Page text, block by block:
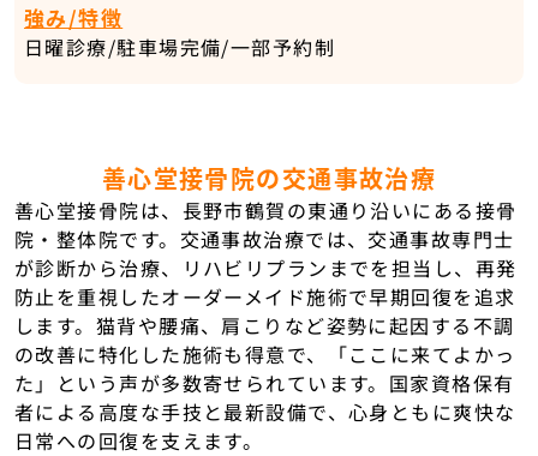
強み/特徴
日曜診療/駐車場完備/一部予約制
善心堂接骨院の交通事故治療
善心堂接骨院は、長野市鶴賀の東通り沿いにある接骨
院・整体院です。交通事故治療では、交通事故専門士
が診断から治療、リハビリプランまでを担当し、再発
防止を重視したオーダーメイド施術で早期回復を追求
します。猫背や腰痛、肩こりなど姿勢に起因する不調
の改善に特化した施術も得意で、「ここに来てよかっ
た」という声が多数寄せられています。国家資格保有
者による高度な手技と最新設備で、心身ともに爽快な
日常への回復を支えます。